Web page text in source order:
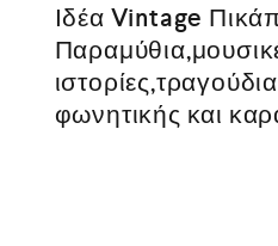
Ιδέα Vintage
φωνητικής και